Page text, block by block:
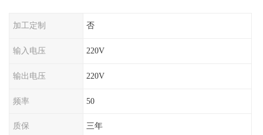
加工定制 否
输入电压 220V
输出电压 220V
频率 50
质保 三年